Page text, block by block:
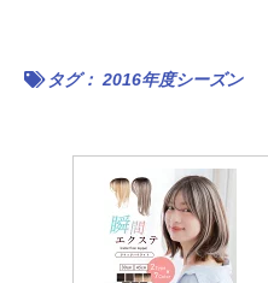
タグ： 2016年度シーズン